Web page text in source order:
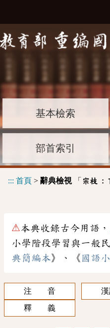
基本檢索
部首索引
::: 首頁 > 辭典檢視「 宗枝 :
⚠本典收錄古今用語，
小學階段學習與一般
典簡編本》、《 國語
注 音
釋 義